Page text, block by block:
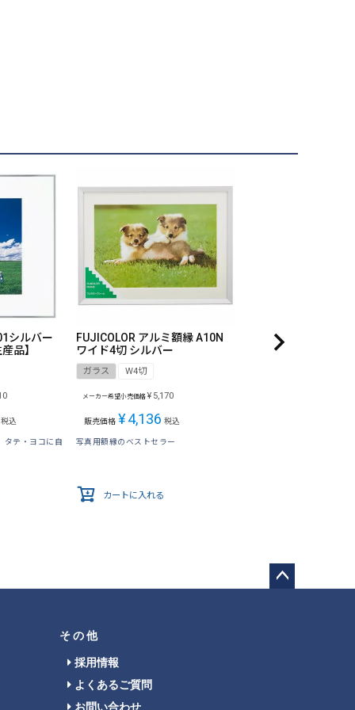
シルバー
品】
税込
タテ・ヨコに自
FUJICOLOR アルミ額縁 A10N
ワイド4切 シルバー
ガラス W4切
メーカー希望小売価格 ¥ 5,170
販売価格 ¥4,136 税込
写真用額縁のベストセラー
カートに入れる
その他
採用情報
よくあるご質問
お問い合わせ